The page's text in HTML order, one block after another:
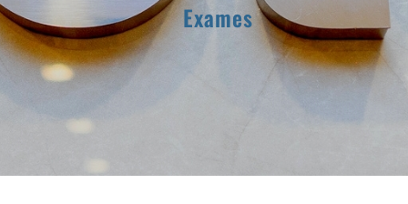
Exames